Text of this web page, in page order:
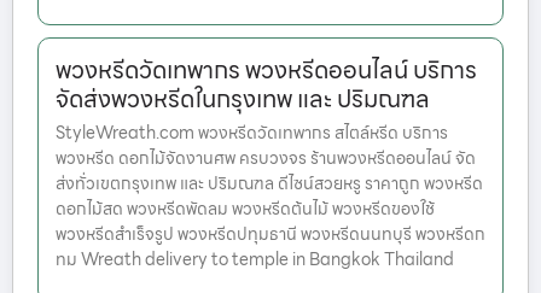
พวงหรีดวัดเทพากร พวงหรีดออนไลน์ บริการ
จัดส่งพวงหรีดในกรุงเทพ และ ปริมณฑล
StyleWreath.com พวงหรีดวัดเทพากร สไตล์หรีด บริการ
พวงหรีด ดอกไม้จัดงานศพ ครบวงจร ร้านพวงหรีดออนไลน์ จัด
ส่งทั่วเขตกรุงเทพ และ ปริมณฑล ดีไซน์สวยหรู ราคาถูก พวงหรีด
ดอกไม้สด พวงหรีดพัดลม พวงหรีดต้นไม้ พวงหรีดของใช้
พวงหรีดสำเร็จรูป พวงหรีดปทุมธานี พวงหรีดนนทบุรี พวงหรีดก
ทม Wreath delivery to temple in Bangkok Thailand